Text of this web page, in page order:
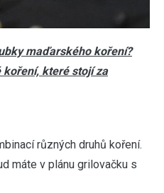
maďarského koření?
které stojí za
různých druhů koření.
máte v plánu grilovačku s